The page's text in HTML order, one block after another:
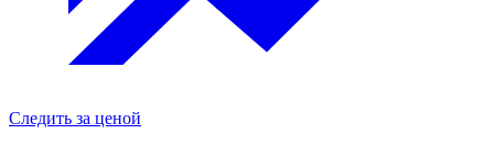
Следить за ценой